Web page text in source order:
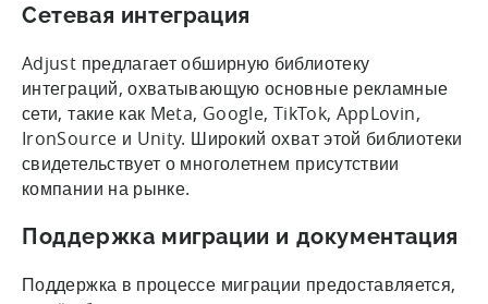
Сетевая интеграция
Adjust предлагает обширную библиотеку
интеграций, охватывающую основные рекламные
сети, такие как Meta, Google, TikTok, AppLovin,
IronSource и Unity. Широкий охват этой библиотеки
свидетельствует о многолетнем присутствии
компании на рынке.
Поддержка миграции и документация
Поддержка в процессе миграции предоставляется,